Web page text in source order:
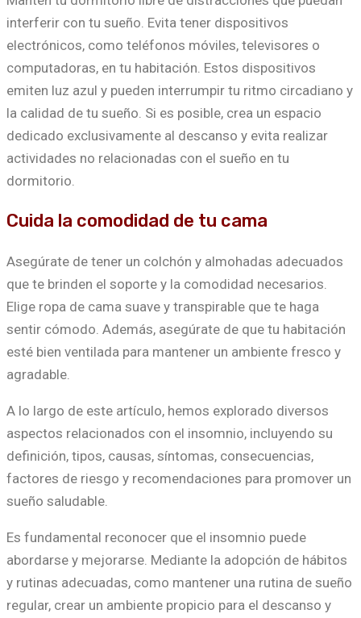
interferir con tu sueño. Evita tener dispositivos
electrónicos, como teléfonos móviles, televisores o
computadoras, en tu habitación. Estos dispositivos
emiten luz azul y pueden interrumpir tu ritmo circadiano y
la calidad de tu sueño. Si es posible, crea un espacio
dedicado exclusivamente al descanso y evita realizar
actividades no relacionadas con el sueño en tu
dormitorio.
Cuida la comodidad de tu cama
Asegúrate de tener un colchón y almohadas adecuados
que te brinden el soporte y la comodidad necesarios.
Elige ropa de cama suave y transpirable que te haga
sentir cómodo. Además, asegúrate de que tu habitación
esté bien ventilada para mantener un ambiente fresco y
agradable.
A lo largo de este artículo, hemos explorado diversos
aspectos relacionados con el insomnio, incluyendo su
definición, tipos, causas, síntomas, consecuencias,
factores de riesgo y recomendaciones para promover un
sueño saludable.
Es fundamental reconocer que el insomnio puede
abordarse y mejorarse. Mediante la adopción de hábitos
y rutinas adecuadas, como mantener una rutina de sueño
regular, crear un ambiente propicio para el descanso y